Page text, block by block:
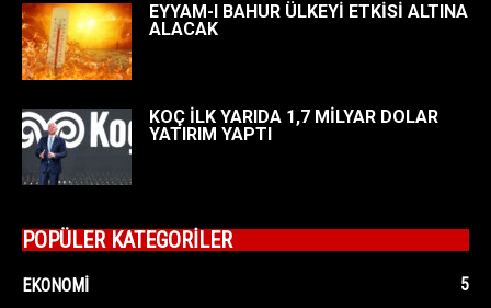
EYYAM-I BAHUR ÜLKEYİ ETKİSİ ALTINA
ALACAK
KOÇ İLK YARIDA 1,7 MİLYAR DOLAR
YATIRIM YAPTI
POPÜLER KATEGORİLER
EKONOMI 5